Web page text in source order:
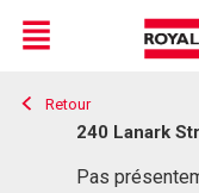
Live
En Direct
Menu
Retour
240 Lanark
Pas